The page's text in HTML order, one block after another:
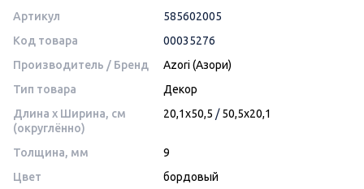
Артикул
585602005
Код товара
00035276
Производитель / Бренд
Azori (Азори)
Тип товара
Декор
Длина x Ширина, см
(округлённо)
20,1x50,5 /50,5x20,1
Толщина, мм
9
Цвет
бордовый